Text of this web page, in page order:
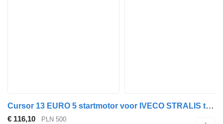
Cursor 13 EURO 5 startmotor voor IVECO STRALIS trekker
€ 116,10 PLN 500